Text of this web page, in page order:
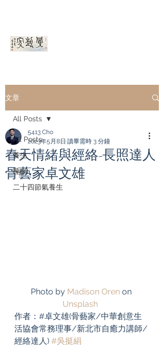
文章
All Posts
養生
睡眠
二十四節氣養生
All Posts
春天情緒與經絡-長照達人
骨藝家卓文雄
5413 Cho
2023年5月8日 讀畢需時 3 分鐘
Photo by Madison Oren on
Unsplash
作者：#卓文雄(骨藝家/中華創意生
活協會常務理事/新北市自癒力講師/
經絡達人) #吳挺絹